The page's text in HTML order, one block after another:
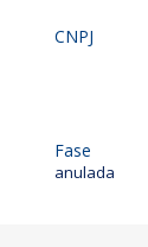
CNPJ
Fase
anulada